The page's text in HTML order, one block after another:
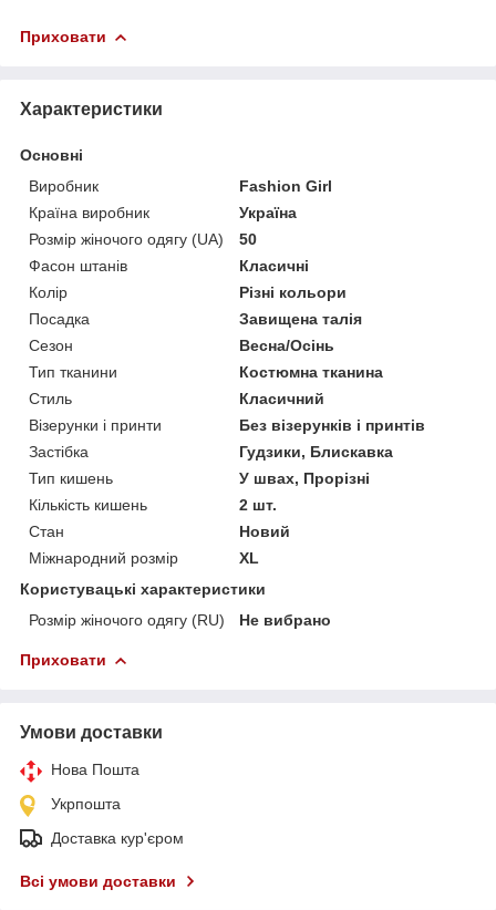
Приховати
Характеристики
Основні
Виробник
Fashion Girl
Країна виробник
Україна
Розмір жіночого одягу (UA)
50
Фасон штанів
Класичні
Колір
Різні кольори
Посадка
Завищена талія
Сезон
Весна/Осінь
Тип тканини
Костюмна тканина
Стиль
Класичний
Візерунки і принти
Без візерунків і принтів
Застібка
Гудзики, Блискавка
Тип кишень
У швах, Прорізні
Кількість кишень
2 шт.
Стан
Новий
Міжнародний розмір
XL
Користувацькі характеристики
Розмір жіночого одягу (RU)
Не вибрано
Приховати
Умови доставки
Нова Пошта
Укрпошта
Доставка кур'єром
Всі умови доставки